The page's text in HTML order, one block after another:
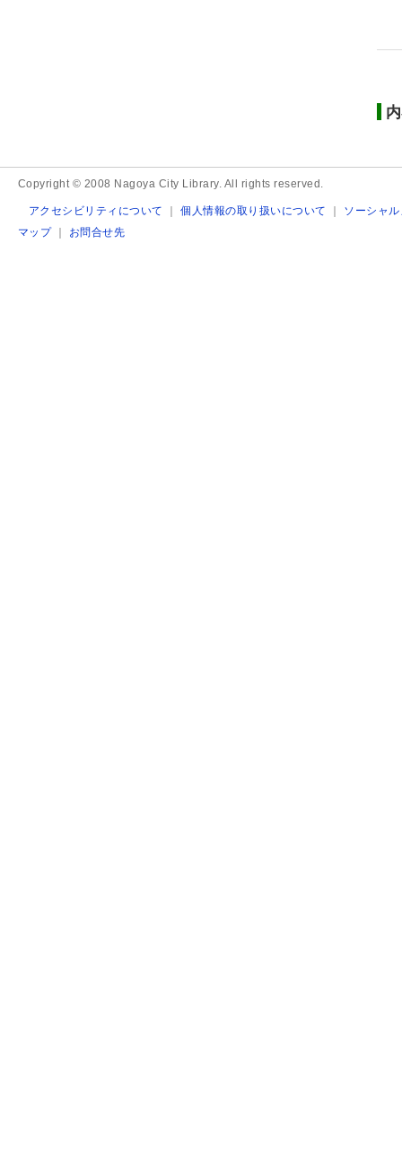
Copyright © 2008 Nagoya City Library. All rights reserved.
アクセシビリティについて ｜個人情報の取り扱いについて ｜ ソーシャ
マップ｜ お問合せ先